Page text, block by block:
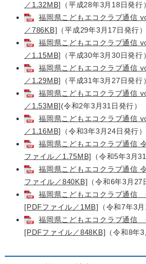
／1.32MB]
（平成28年3月18日発行）
福岡県こどもエコクラブ通信
／786KB] （平成29年3月17日発行）
福岡県こどもエコクラブ通信
／1.15MB]
（平成30年3月30日発行）
福岡県こどもエコクラブ通信
／1.29MB]
（平成31年3月27日発行）
福岡県こどもエコクラブ通信
／1.53MB](令和2年3月31日発行）
福岡県こどもエコクラブ通信
／1.16MB]
（令和3年3月24日発行）
福岡県こどもエコクラブ通信
ファイル／1.75MB]
（令和5年3月
福岡県こどもエコクラブ通信
ファイル／840KB] （令和6年3月27
福岡県こどもエコクラブ通信
[PDFファイル／1MB]
（令和7年3
福岡県こどもエコクラブ通信
[PDFファイル／848KB] （令和8年